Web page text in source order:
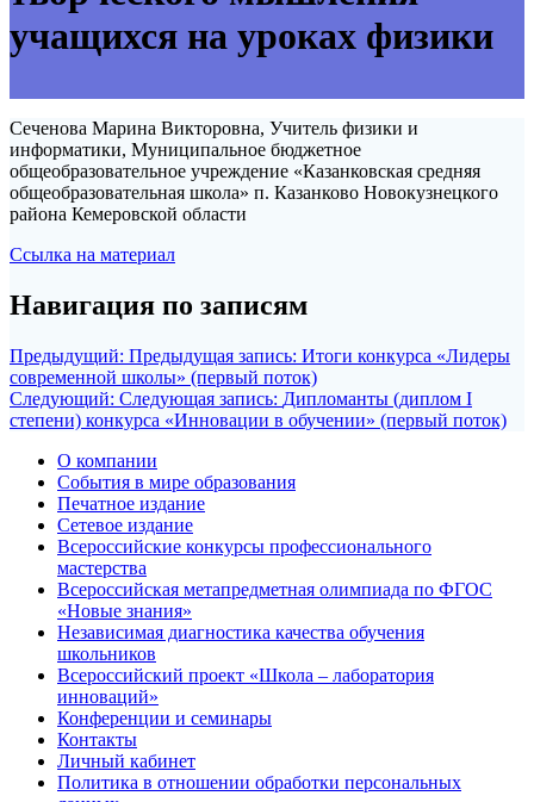
учащихся на уроках физики
Сеченова Марина Викторовна, Учитель физики и
информатики, Муниципальное бюджетное
общеобразовательное учреждение «Казанковская средняя
общеобразовательная школа» п. Казанково Новокузнецкого
района Кемеровской области
Ссылка на материал
Навигация по записям
Предыдущий: Предыдущая запись: Итоги конкурса «Лидеры
современной школы» (первый поток)
Следующий: Следующая запись: Дипломанты (диплом I
степени) конкурса «Инновации в обучении» (первый поток)
О компании
События в мире образования
Печатное издание
Сетевое издание
Всероссийские конкурсы профессионального
мастерства
Всероссийская метапредметная олимпиада по ФГОС
«Новые знания»
Независимая диагностика качества обучения
школьников
Всероссийский проект «Школа – лаборатория
инноваций»
Конференции и семинары
Контакты
Личный кабинет
Политика в отношении обработки персональных